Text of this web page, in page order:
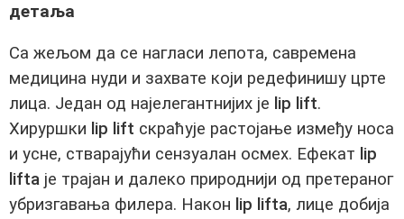
детаља
Са жељом да се нагласи лепота, савремена
медицина нуди и захвате који редефинишу црте
лица. Један од најелегантнијих је lip lift.
Хируршки lip lift скраћује растојање између носа
и усне, стварајући сензуалан осмех. Ефекат lip
lifta је трајан и далеко природнији од претераног
убризгавања филера. Након lip lifta, лице добија